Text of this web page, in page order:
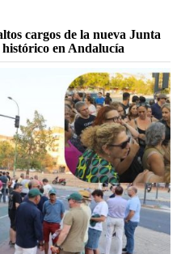
cargos de la nueva Junta
en Andalucía